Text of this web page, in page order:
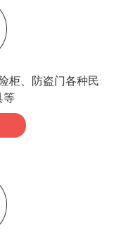
柜、防盗门各种民
等